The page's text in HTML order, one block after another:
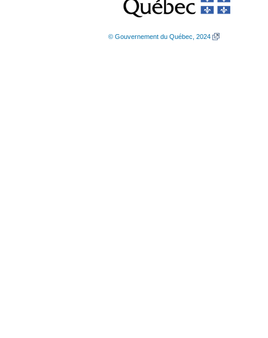
© Gouvernement du Québec, 2024